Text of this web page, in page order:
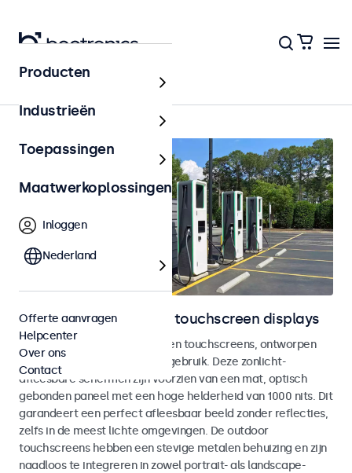
Home
Outdoor monitoren en touchscreen displays
Weersbestendige monitoren en touchscreens, ontworpen
voor zowel binnen- als buitengebruik. Deze zonlicht-
afleesbare schermen zijn voorzien van een mat, optisch
gebonden paneel met een hoge helderheid van 1000 nits. Dit
garandeert een perfect afleesbaar beeld zonder reflecties,
zelfs in de meest lichte omgevingen. De outdoor
touchscreens hebben een stevige metalen behuizing en zijn
naadloos te integreren in zowel portrait- als landscape-
Producten
Industrieën
Toepassingen
Maatwerkoplossingen
Inloggen
Nederland
Offerte aanvragen
Helpcenter
Over ons
Contact